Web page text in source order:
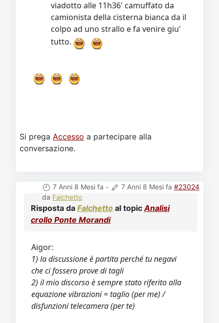
viadotto alle 11h36' camuffato da
camionista della cisterna bianca da il
colpo ad uno strallo e fa venire giu'
tutto.
Si prega Accesso a partecipare alla
conversazione.
7 Anni 8 Mesi fa - 7 Anni 8 Mesi fa #23024
da Falchetto
Risposta da Falchetto al topic Analisi
crollo Ponte Morandi
Aigor:
1) la discussione è partita perché tu negavi
che ci fossero prove di tagli
2) il mio discorso è sempre stato riferito alla
equazione vibrazioni = taglio (per me) /
disfunzioni telecamera (per te)